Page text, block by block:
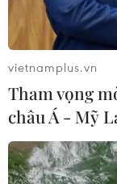
Cho đến nay
Mỹ yêu cầu tiếp
tại Trung Quốc
trên sàn chứng
vietnamplus.vn
Tham vọng
châu Á - Mỹ